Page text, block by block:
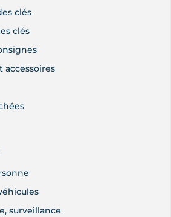
clés
clés
accessoires
surveillance